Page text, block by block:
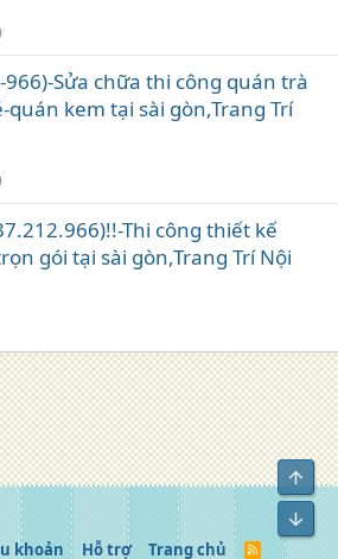
966)-Sửa chữa thi công quán trà
quán kem tại sài gòn,Trang Trí
Thi công thiết kế
gói tại sài gòn,Trang Trí Nội
khoản Hỗ trợ Trang chủ
R
Top